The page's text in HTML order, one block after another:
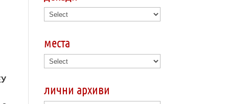
места
лични архиви